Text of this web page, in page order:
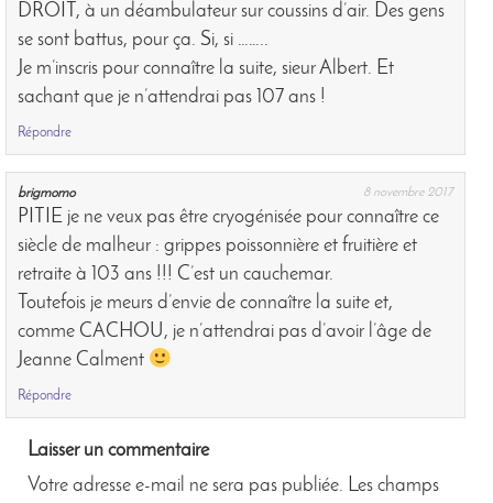
DROIT, à un déambulateur sur coussins d’air. Des gens
se sont battus, pour ça. Si, si ……..
Je m’inscris pour connaître la suite, sieur Albert. Et
sachant que je n’attendrai pas 107 ans !
Répondre
brigmomo 8 novembre 2017
PITIE je ne veux pas être cryogénisée pour connaître ce
siècle de malheur : grippes poissonnière et fruitière et
retraite à 103 ans !!! C’est un cauchemar.
Toutefois je meurs d’envie de connaître la suite et,
comme CACHOU, je n’attendrai pas d’avoir l’âge de
Jeanne Calment
Répondre
Laisser un commentaire
Votre adresse e-mail ne sera pas publiée. Les champs